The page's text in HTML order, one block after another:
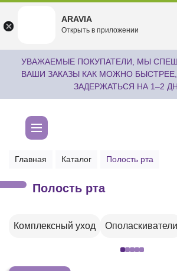
undefined
Бесплатноru.aravia.new
УВАЖАЕМЫЕ ПОКУПАТЕЛИ, МЫ
ВАШИ ЗАКАЗЫ КАК МОЖНО
ЗАДЕРЖАТЬСЯ НА 1–2
Главная Каталог Полость рта
Полость рта
Комплексный уход Ополаскиватели
ARAVIA
Открыть в приложении